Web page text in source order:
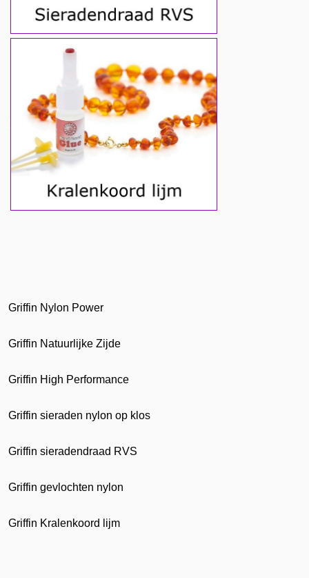
Griffin Nylon Power
Griffin Natuurlijke Zijde
Griffin High Performance
Griffin sieraden nylon op klos
Griffin sieradendraad RVS
Griffin gevlochten nylon
Griffin Kralenkoord lijm